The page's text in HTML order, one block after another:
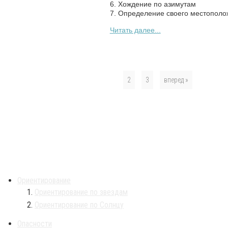
6. Хождение по азимутам
7. Определение своего
Читать далее...
2 3 вперед »